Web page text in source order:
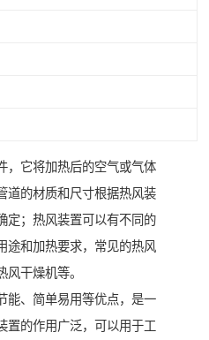
，它将加热后的空气或气体
道的材质和尺寸根据热风装
定；热风装置可以有不同的
途和加热要求，常见的热风
干燥机等。
能、简单易用等优点，是一
置的作用广泛，可以用于工